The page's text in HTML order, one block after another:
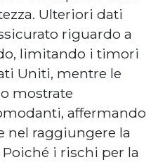
Ulteriori dati
riguardo a
limitando i timori
Uniti, mentre le
mostrate
affermando
nel raggiungere la
i rischi per la